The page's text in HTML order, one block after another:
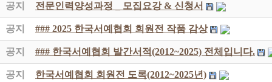
공지 전문인력양성과정 _ 모집요강 & 신청서
공지 ### 2025 한국서예협회 회원전 작품 감상
공지 ### 한국서예협회 발간서적(2012~2025) 전체입니다.
공지 한국서예협회 회원전 도록(2012~2025년)